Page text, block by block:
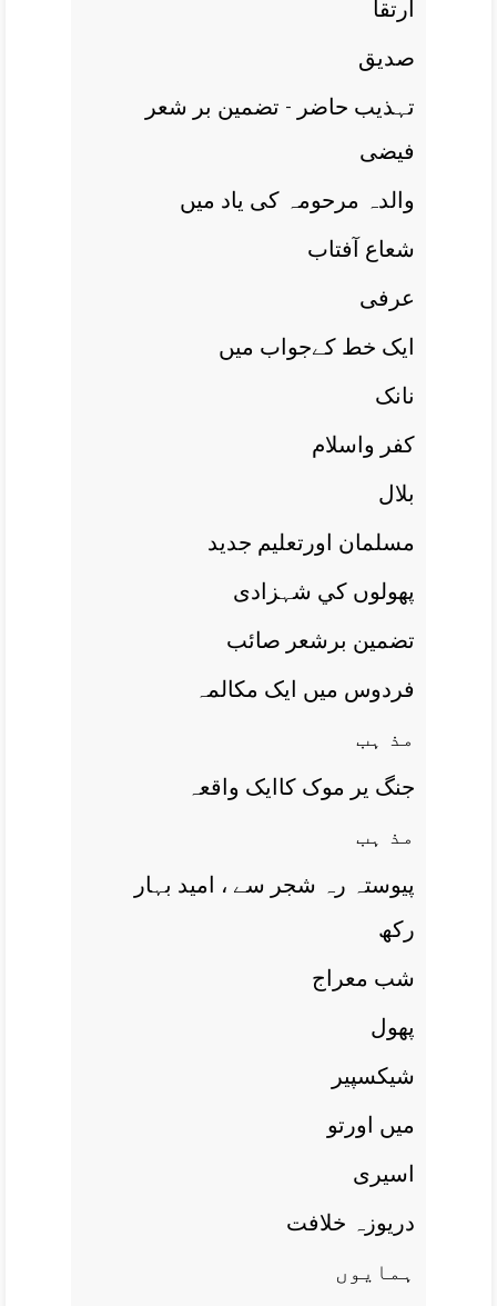
ارتقا
صديق
تہذيب حاضر - تضمين بر شعر
فيضی
والدہ مرحومہ کی ياد ميں
شعاع آفتاب
عرفی
ايک خط کےجواب ميں
نانک
کفر واسلام
بلال
مسلمان اورتعليم جديد
پھولوں کي شہزادی
تضمين برشعر صائب
فردوس ميں ايک مکالمہ
مذ ہب
جنگ ير موک کاايک واقعہ
مذ ہب
پيوستہ رہ شجر سے ، اميد بہار
رکھ
شب معراج
پھول
شيکسپير
ميں اورتو
اسيری
دريوزہ خلافت
ہمايوں